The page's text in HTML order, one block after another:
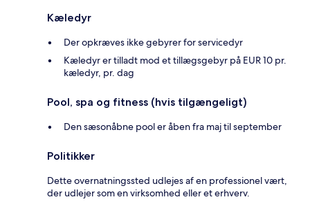
Kæledyr
Der opkræves ikke gebyrer for servicedyr
Kæledyr er tilladt mod et tillægsgebyr på EUR 10 pr.
kæledyr, pr. dag
Pool, spa og fitness (hvis tilgængeligt)
Den sæsonåbne pool er åben fra maj til september
Politikker
Dette overnatningssted udlejes af en professionel vært,
der udlejer som en virksomhed eller et erhverv.